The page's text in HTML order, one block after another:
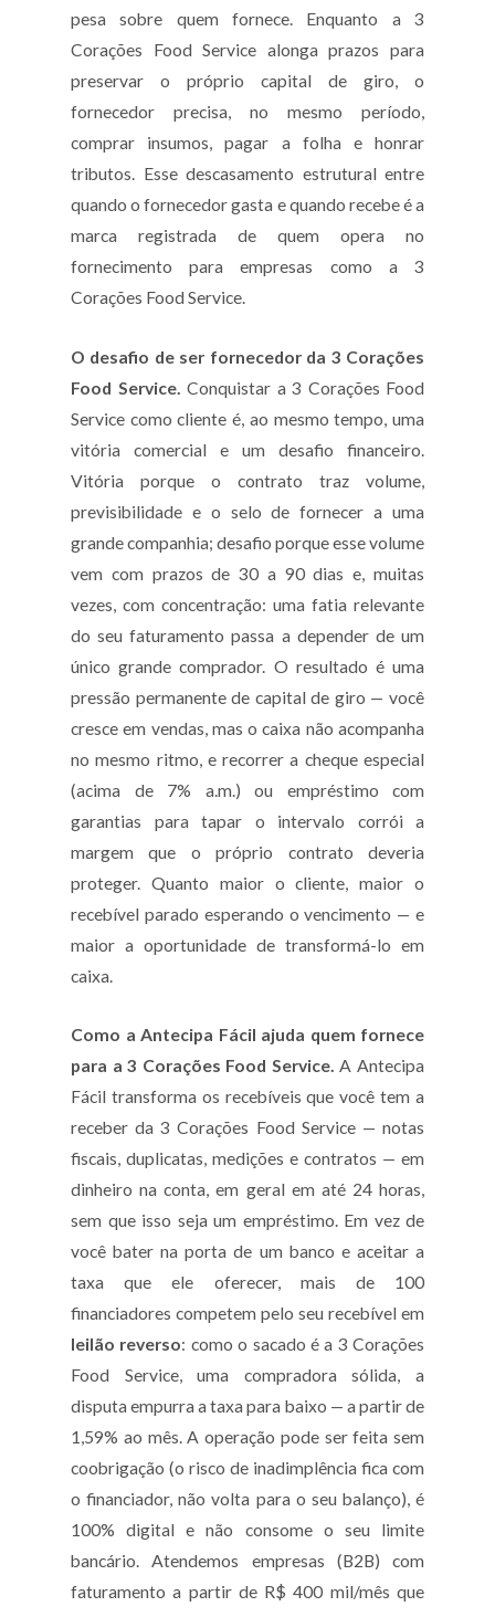
pesa sobre quem fornece. Enquanto a 3
Corações Food Service alonga prazos para
preservar o próprio capital de giro, o
fornecedor precisa, no mesmo período,
comprar insumos, pagar a folha e honrar
tributos. Esse descasamento estrutural entre
quando o fornecedor gasta e quando recebe é a
marca registrada de quem opera no
fornecimento para empresas como a 3
Corações Food Service.
O desafio de ser fornecedor da 3 Corações
Food Service. Conquistar a 3 Corações Food
Service como cliente é, ao mesmo tempo, uma
vitória comercial e um desafio financeiro.
Vitória porque o contrato traz volume,
previsibilidade e o selo de fornecer a uma
grande companhia; desafio porque esse volume
vem com prazos de 30 a 90 dias e, muitas
vezes, com concentração: uma fatia relevante
do seu faturamento passa a depender de um
único grande comprador. O resultado é uma
pressão permanente de capital de giro — você
cresce em vendas, mas o caixa não acompanha
no mesmo ritmo, e recorrer a cheque especial
(acima de 7% a.m.) ou empréstimo com
garantias para tapar o intervalo corrói a
margem que o próprio contrato deveria
proteger. Quanto maior o cliente, maior o
recebível parado esperando o vencimento — e
maior a oportunidade de transformá-lo em
caixa.
Como a Antecipa Fácil ajuda quem fornece
para a 3 Corações Food Service. A Antecipa
Fácil transforma os recebíveis que você tem a
receber da 3 Corações Food Service — notas
fiscais, duplicatas, medições e contratos — em
dinheiro na conta, em geral em até 24 horas,
sem que isso seja um empréstimo. Em vez de
você bater na porta de um banco e aceitar a
taxa que ele oferecer, mais de 100
financiadores competem pelo seu recebível em
leilão reverso: como o sacado é a 3 Corações
Food Service, uma compradora sólida, a
disputa empurra a taxa para baixo — a partir de
1,59% ao mês. A operação pode ser feita sem
coobrigação (o risco de inadimplência fica com
o financiador, não volta para o seu balanço), é
100% digital e não consome o seu limite
bancário. Atendemos empresas (B2B) com
faturamento a partir de R$ 400 mil/mês que